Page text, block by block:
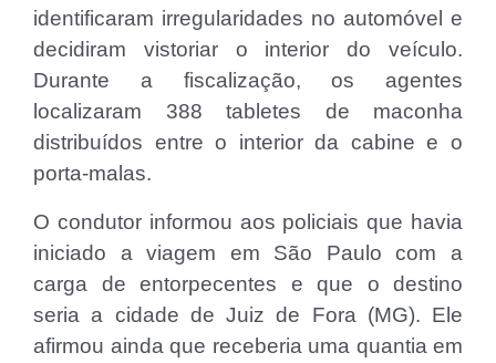
identificaram irregularidades no automóvel e
decidiram vistoriar o interior do veículo.
Durante a fiscalização, os agentes
localizaram 388 tabletes de maconha
distribuídos entre o interior da cabine e o
porta-malas.
O condutor informou aos policiais que havia
iniciado a viagem em São Paulo com a
carga de entorpecentes e que o destino
seria a cidade de Juiz de Fora (MG). Ele
afirmou ainda que receberia uma quantia em